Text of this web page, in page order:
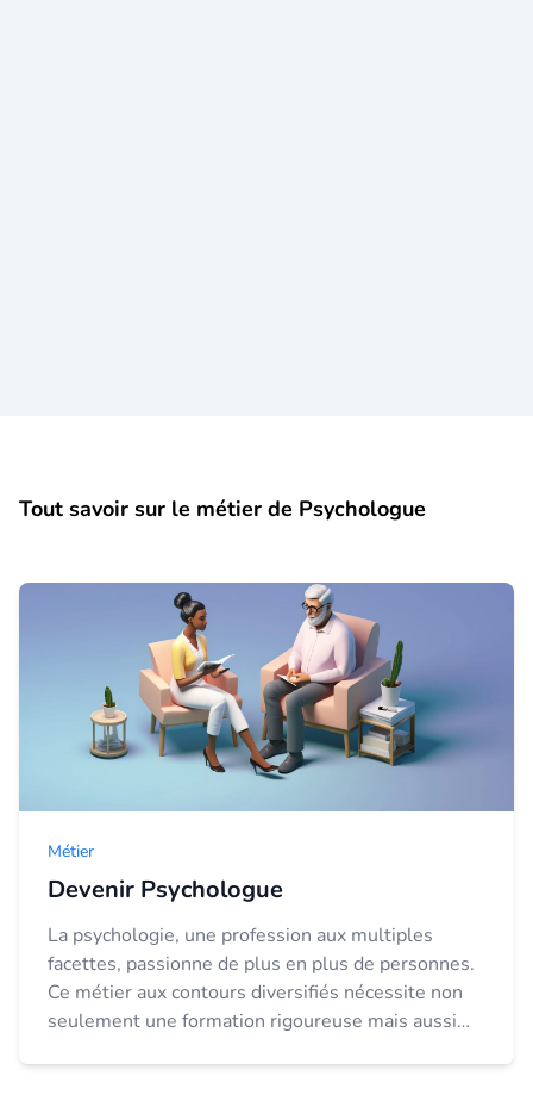
Tout savoir sur le métier de Psychologue
Métier
Devenir Psychologue
La psychologie, une profession aux multiples
facettes, passionne de plus en plus de personnes.
Ce métier aux contours diversifiés nécessite non
seulement une formation rigoureuse mais aussi